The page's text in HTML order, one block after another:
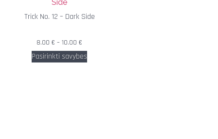
Trick No. 12 – Dark Side
8.00 € – 10.00 €
Pasirinkti savybes